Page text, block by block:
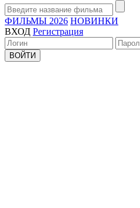
ФИЛЬМЫ 2026 НОВИНКИ
ВХОД Регистрация